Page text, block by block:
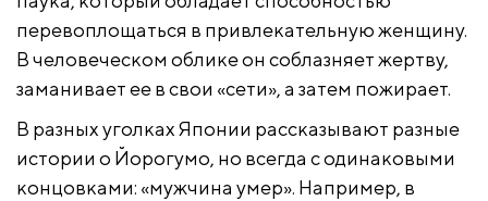
перевоплощаться в привлекательную женщину.
В человеческом облике он соблазняет жертву,
заманивает ее в свои «сети», а затем пожирает.
В разных уголках Японии рассказывают разные
истории о Йорогумо, но всегда с одинаковыми
концовками: «мужчина умер». Например, в